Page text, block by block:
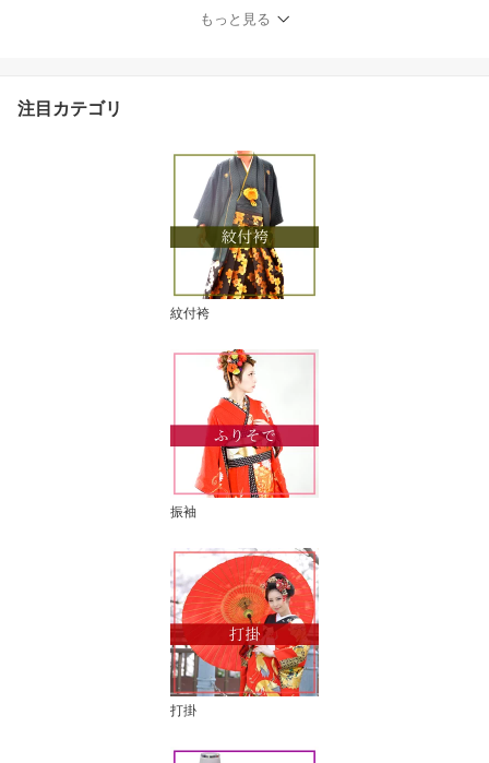
タル袴 羽織袴 個性的 目
立つ 男性用 紋付袴 卒業
もっと見る
注目カテゴリ
紋付袴
振袖
打掛